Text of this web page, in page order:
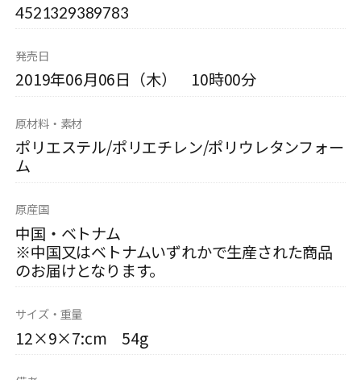
4521329389783
発売日
2019年06月06日（木） 10時00分
原材料・素材
ポリエステル/ポリエチレン/ポリウレタンフォー
ム
原産国
中国・ベトナム
※中国又はベトナムいずれかで生産された商品
のお届けとなります。
サイズ・重量
12×9×7:cm 54g